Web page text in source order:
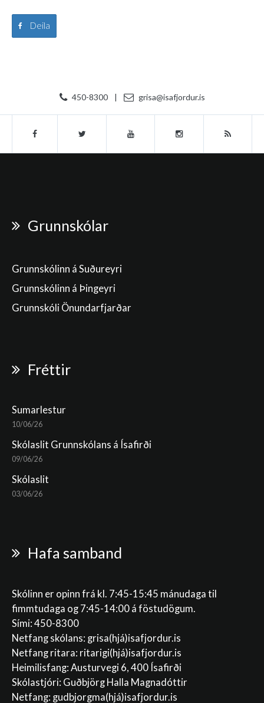
Deila
450-8300 | grisa@isafjordur.is
Grunnskólar
Grunnskólinn á Suðureyri
Grunnskólinn á Þingeyri
Grunnskóli Önundarfjarðar
Fréttir
Sumarlestur
10/06/26
Skólaslit Grunnskólans á Ísafirði
09/06/26
Skólaslit
03/06/26
Hafa samband
Skólinn er opinn frá kl. 7:45-15:45 mánudaga til
fimmtudaga og 7:45-14:00 á föstudögum.
Sími: 450-8300
Netfang skólans: grisa(hjá)isafjordur.is
Netfang ritara: ritarigi(hjá)isafjordur.is
Heimilisfang: Austurvegi 6, 400 Ísafirði
Skólastjóri: Guðbjörg Halla Magnadóttir
Netfang: gudbjorgma(hjá)isafjordur.is